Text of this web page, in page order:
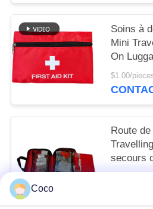
Soins à
Mini
On
$1.00/
Route
secours
Coco